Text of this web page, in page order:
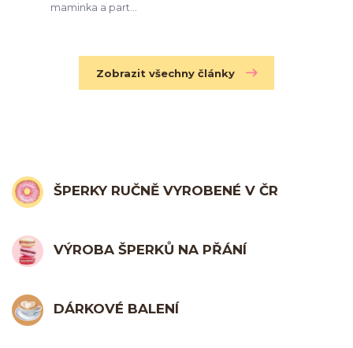
maminka a part...
Zobrazit všechny články
ŠPERKY RUČNĚ VYROBENÉ V ČR
VÝROBA ŠPERKŮ NA PŘÁNÍ
DÁRKOVÉ BALENÍ